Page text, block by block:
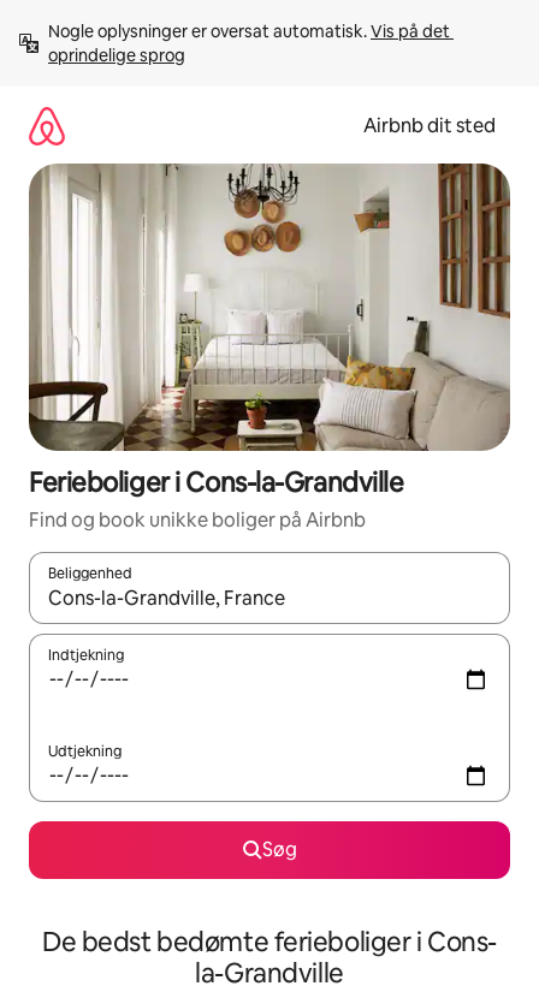
videre
Nogle oplysninger er oversat automatisk. Vis på det
oprindelige sprog
Airbnb dit sted
Ferieboliger i Cons-la-Grandville
Find og book unikke boliger på Airbnb
Beliggenhed
Når resultaterne er tilgængelige, skal du navigere med
Indtjekning
Udtjekning
Søg
De bedst bedømte ferieboliger i Cons-
la-Grandville